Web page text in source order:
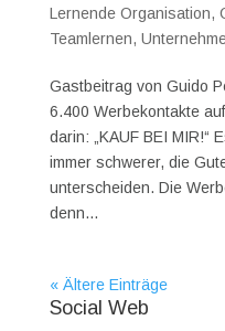
Lernende Organisation,
Teamlernen,
Gastbeitrag von Guido
6.400 Werbekontakte
darin: „KAUF BEI MIR!“
immer schwerer, die
unterscheiden. Die
denn...
« Ältere Einträge
Social Web